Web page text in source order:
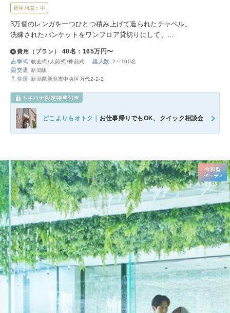
費用相場：中
3万個のレンガを一つひとつ積み上げて造られたチャペル。
洗練されたバンケットをワンフロア貸切りにして、
す。
費用（プラン） 40名：165万円〜
挙式 教会式 人前式 神前式 人数
2～100名
交通 新潟駅
住所 新潟県新潟市中央区万代2-2-2
どこよりもオトク｜ お仕事帰りでもOK、クイック相談会